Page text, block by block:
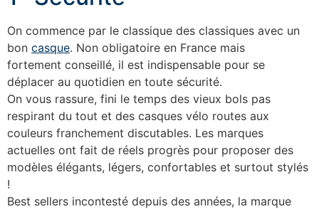
On commence par le classique des classiques avec un
bon casque. Non obligatoire en France mais
fortement conseillé, il est indispensable pour se
déplacer au quotidien en toute sécurité.
On vous rassure, fini le temps des vieux bols pas
respirant du tout et des casques vélo routes aux
couleurs franchement discutables. Les marques
actuelles ont fait de réels progrès pour proposer des
modèles élégants, légers, confortables et surtout stylés
!
Best sellers incontesté depuis des années, la marque